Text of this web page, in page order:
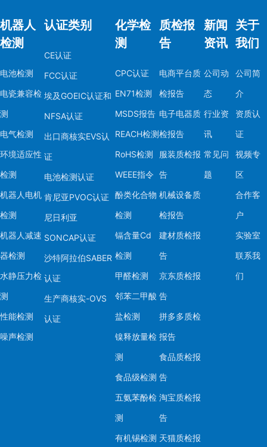
机器人
检测
电池检测
电瓷兼容检
测
电气检测
环境适应性
检测
机器人电机
检测
机器人减速
器检测
水静压力检
测
性能检测
噪声检测
认证类别
CE认证
FCC认证
埃及GOEIC认证和
NFSA认证
出口商核实EVS认
证
电池检测认证
肯尼亚PVOC认证
尼日利亚
SONCAP认证
沙特阿拉伯SABER
认证
生产商核实-OVS
认证
化学检
测
CPC认证
EN71检测
MSDS报告
REACH检测
RoHS检测
WEEE指令
酚类化合物
检测
镉含量Cd
检测
甲醛检测
邻苯二甲酸
盐检测
镍释放量检
测
食品级检测
五氨苯酚检
测
有机锡检测
质检报
告
电商平台质
检报告
电子电器质
检报告
服装质检报
告
机械设备质
检报告
建材质检报
告
京东质检报
告
拼多多质检
报告
食品质检报
告
淘宝质检报
告
天猫质检报
新闻
资讯
公司动
态
行业资
讯
常见问
题
关于
我们
公司简
介
资质认
证
视频专
区
合作客
户
实验室
联系我
们